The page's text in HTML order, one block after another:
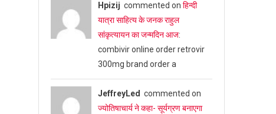
Hpizij commented on हिन्दी
यात्रा साहित्य के जनक राहुल
सांकृत्यायन का जन्‍मदिन आज:
combivir online order retrovir
300mg brand order a
JeffreyLed commented on
ज्योतिषाचार्य ने कहा- सूर्यग्रण बनाएगा